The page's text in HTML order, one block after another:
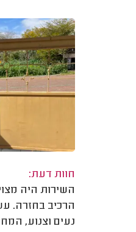
חוות דעת:
השירות היה
הרכיב בחזרה.
נעים וצנוע,